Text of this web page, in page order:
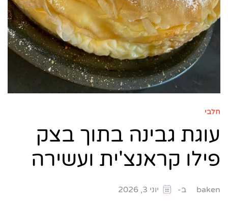
חלבי
עוגת גבינה בתוך בצק
פילו קראנצ'ית ועשירה
baken ב- יוני 3, 2026